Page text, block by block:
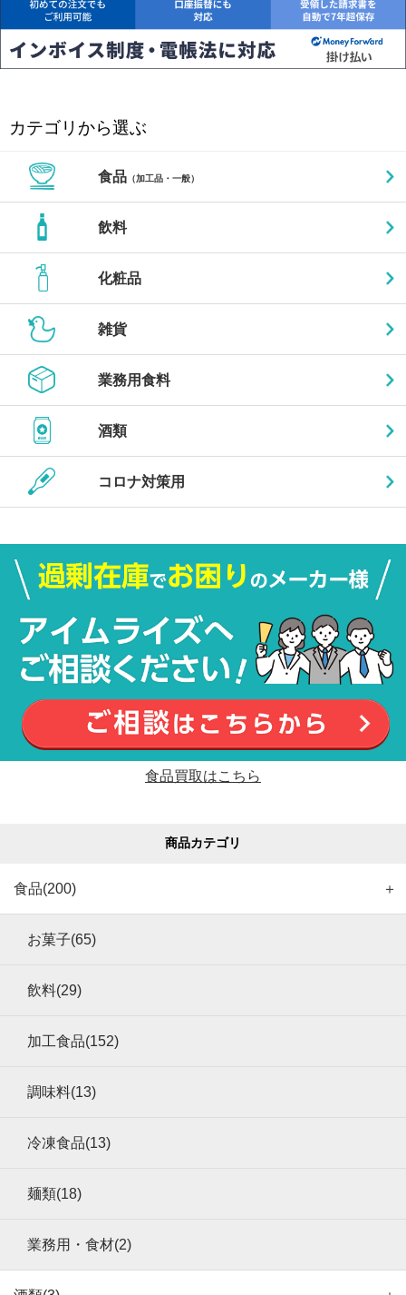
カテゴリから選ぶ
食品（加工品・一般）
飲料
化粧品
雑貨
業務用食料
酒類
コロナ対策用
食品買取はこちら
商品カテゴリ
食品(200) ＋
お菓子(65)
飲料(29)
加工食品(152)
調味料(13)
冷凍食品(13)
麺類(18)
業務用・食材(2)